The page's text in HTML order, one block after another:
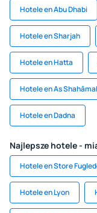
Hotele en Abu Dhabi
Hotele en Sharjah
Hotele en Hatta
Hotele en As
Hotele en Dadna
Najlepsze hotele -
Hotele en Store
Hotele en Lyon